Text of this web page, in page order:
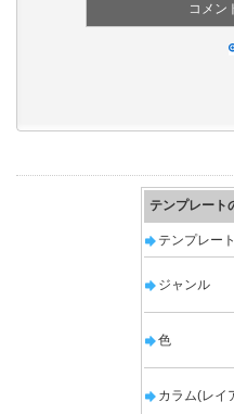
コメン
テンプレート
テンプレー
ジャンル
色
カラム(レイ